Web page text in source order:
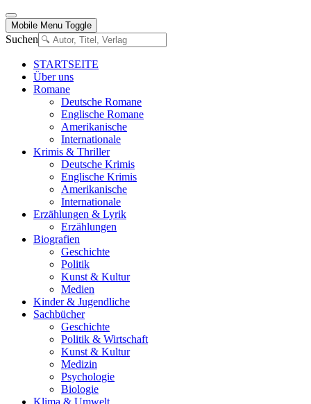
Mobile Menu Toggle
Suchen
STARTSEITE
Über uns
Romane
Deutsche Romane
Englische Romane
Amerikanische
Internationale
Krimis & Thriller
Deutsche Krimis
Englische Krimis
Amerikanische
Internationale
Erzählungen & Lyrik
Erzählungen
Biografien
Geschichte
Politik
Kunst & Kultur
Medien
Kinder & Jugendliche
Sachbücher
Geschichte
Politik & Wirtschaft
Kunst & Kultur
Medizin
Psychologie
Biologie
Klima & Umwelt